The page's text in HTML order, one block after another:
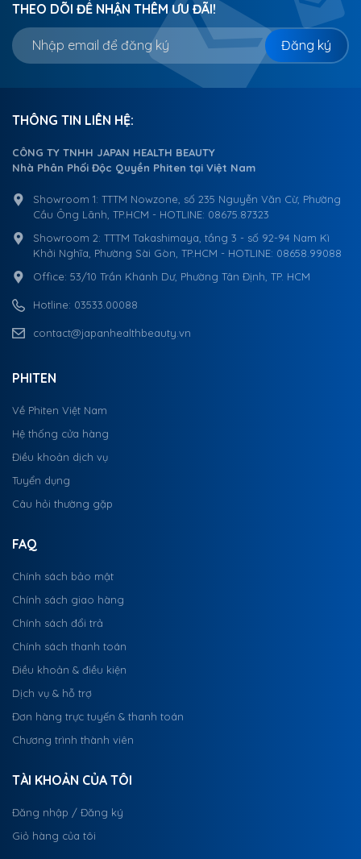
THEO DÕI ĐỂ NHẬN THÊM ƯU ĐÃI!
Đăng ký
THÔNG TIN LIÊN HỆ:
CÔNG TY TNHH JAPAN HEALTH BEAUTY
Nhà Phân Phối Độc Quyền Phiten tại Việt Nam
Showroom 1: TTTM Nowzone, số 235 Nguyễn Văn Cừ, Phường
Cầu Ông Lãnh, TP.HCM - HOTLINE: 08675.87323
Showroom 2: TTTM Takashimaya, tầng 3 - số 92-94 Nam Kì
Khởi Nghĩa, Phường Sài Gòn, TP.HCM - HOTLINE: 08658.99088
Office: 53/10 Trần Khánh Dư, Phường Tân Định, TP. HCM
Hotline: 03533.00088
contact@japanhealthbeauty.vn
PHITEN
Về Phiten Việt Nam
Hệ thống cửa hàng
Điều khoản dịch vụ
Tuyển dụng
Câu hỏi thường gặp
FAQ
Chính sách bảo mật
Chính sách giao hàng
Chính sách đổi trả
Chính sách thanh toán
Điều khoản & điều kiện
Dịch vụ & hỗ trợ
Đơn hàng trực tuyến & thanh toán
Chương trình thành viên
TÀI KHOẢN CỦA TÔI
Đăng nhập / Đăng ký
Giỏ hàng của tôi